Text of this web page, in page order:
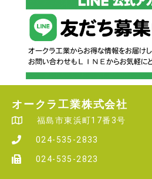
オークラ工業株式会社
福島市東浜町17番3号
024-535-2833
024-535-2823